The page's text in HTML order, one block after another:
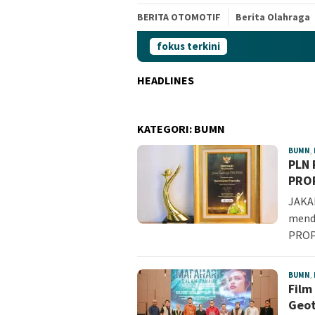
BERITA OTOMOTIF Berita Olahraga
fokus terkini
HEADLINES
KATEGORI: BUMN
BUMN,
PLN
BUMN,